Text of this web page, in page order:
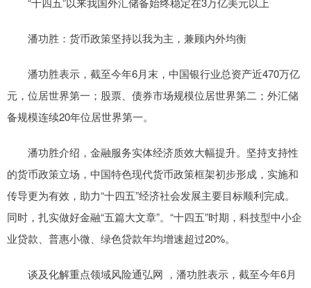
潘功胜：货币政策坚持以我为主，兼顾内外均衡
潘功胜表示，截至今年6月末，中国银行业总资产近470万亿
元，位居世界第一；股票、债券市场规模位居世界第二；外汇储
备规模连续20年位居世界第一。
潘功胜介绍，金融服务实体经济质效大幅提升。坚持支持性
的货币政策立场，中国特色现代货币政策框架初步形成，实施和
传导更为有效，助力“十四五”经济社会发展主要目标顺利完成。
同时，扎实做好金融“五篇大文章”。“十四五”时期，科技型中小企
业贷款、普惠小微、绿色贷款年均增速超过20%。
谈及化解重点领域风险通弘网 ，潘功胜表示，截至今年6月